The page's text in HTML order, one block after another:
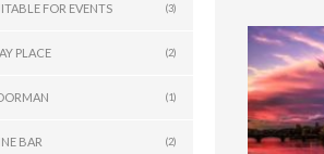
FOR EVENTS (3)
PLACE (2)
(1)
BAR (2)